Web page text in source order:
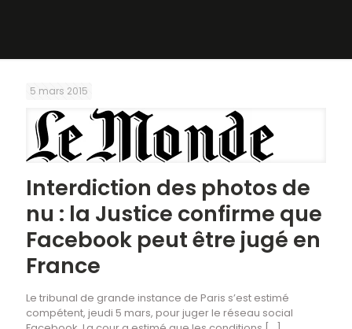
5 mars 2015
Interdiction des photos de
nu : la Justice confirme que
Facebook peut être jugé en
France
Le tribunal de grande instance de Paris s’est estimé
compétent, jeudi 5 mars, pour juger le réseau social